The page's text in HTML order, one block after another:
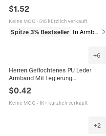
Damen Schmuck
$1.52
Keine MOQ · 515 kürzlich verkauft
Spitze 3% Bestseller In Armbänder
+6
Herren Geflochtenes PU Leder
Armband Mit Legierung
Magnetverschluss Einfach Retro
Handgewebtes Armband Lässiger
Schmuck
$0.42
Keine MOQ · 1K+ kürzlich verkauft
+2